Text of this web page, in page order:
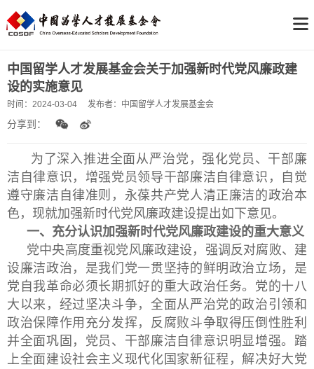
中国留学人才发展基金会关于加强新时代党风廉政建
设的实施意见
时间： 2024-03-04 发布者： 中国留学人才发展基金会
分享到：
为了深入推进全面从严治党，强化党员、干部廉
洁自律意识，增强党员领导干部廉洁自律意识，自觉
遵守廉洁自律准则，永葆共产党人清正廉洁的政治本
色，现就加强新时代党风廉政建设提出如下意见。
一、充分认识加强新时代党风廉政建设的重大意义
党中央高度重视党风廉政建设，强调反对腐败、建
设廉洁政治，是我们党一贯坚持的鲜明政治立场，是
党自我革命必须长期抓好的重大政治任务。党的十八
大以来，经过坚决斗争，全面从严治党的政治引领和
政治保障作用充分发挥，反腐败斗争取得压倒性胜利
并全面巩固，党员、干部廉洁自律意识明显增强。踏
上全面建设社会主义现代化国家新征程，解决好大党